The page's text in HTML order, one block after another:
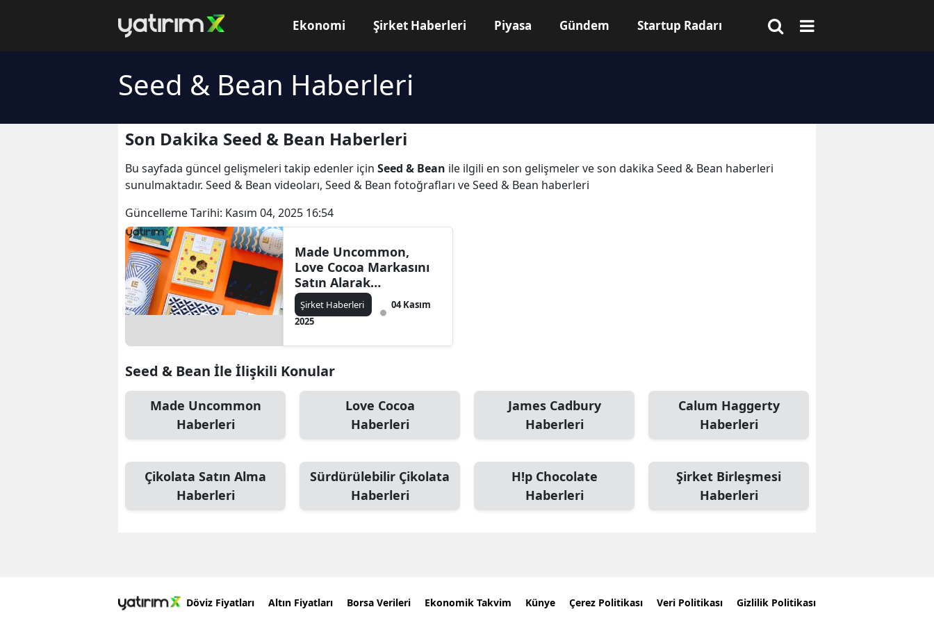
Ekonomi Şirket Haberleri Piyasa Gündem Startup Radarı
Seed & Bean Haberleri
Son Dakika Seed & Bean Haberleri
Bu sayfada güncel gelişmeleri takip edenler için Seed & Bean ile ilgili en son gelişmeler ve son dakika Seed & Bean haberleri
sunulmaktadır. Seed & Bean videoları, Seed & Bean fotoğrafları ve Seed & Bean haberleri
Güncelleme Tarihi: Kasım 04, 2025 16:54
Made Uncommon,
Love Cocoa Markasını
Satın Alarak
Portföyünü Genişletti
Şirket Haberleri
04 Kasım
2025
Seed & Bean İle İlişkili Konular
Made Uncommon
Haberleri
Love Cocoa
Haberleri
James Cadbury
Haberleri
Calum Haggerty
Haberleri
Çikolata Satın Alma
Haberleri
Sürdürülebilir Çikolata
Haberleri
H!p Chocolate
Haberleri
Şirket Birleşmesi
Haberleri
Döviz Fiyatları Altın Fiyatları Borsa Verileri Ekonomik Takvim Künye Çerez Politikası Veri Politikası Gizlilik Politikası